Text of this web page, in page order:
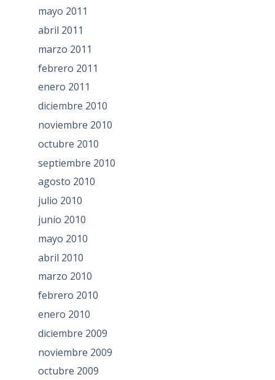
mayo 2011
abril 2011
marzo 2011
febrero 2011
enero 2011
diciembre 2010
noviembre 2010
octubre 2010
septiembre 2010
agosto 2010
julio 2010
junio 2010
mayo 2010
abril 2010
marzo 2010
febrero 2010
enero 2010
diciembre 2009
noviembre 2009
octubre 2009